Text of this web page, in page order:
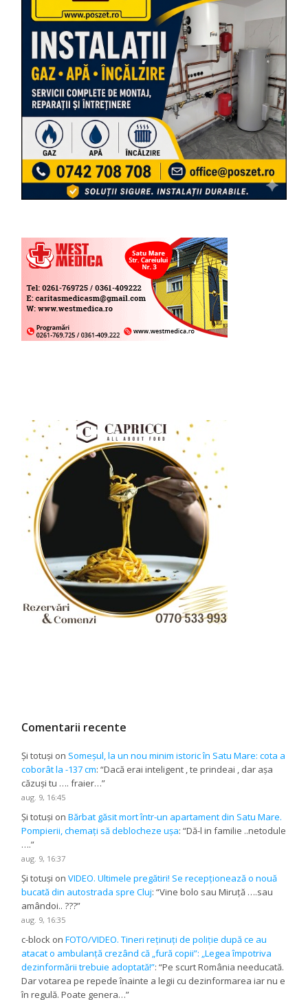
Comentarii recente
Și totuși on Someșul, la un nou minim istoric în Satu Mare: cota a
coborât la -137 cm: “Dacă erai inteligent , te prindeai , dar așa
căzuși tu …. fraier…”
aug. 9, 16:45
Și totuși onBărbat găsit mort într-un apartament din Satu Mare.
Pompierii, chemați să deblocheze ușa: “Dă-l in familie ..netodule
….”
aug. 9, 16:37
Și totuși onVIDEO. Ultimele pregătiri! Se recepționează o nouă
bucată din autostrada spre Cluj: “Vine bolo sau Miruță ….sau
amândoi.. ???”
aug. 9, 16:35
c-block onFOTO/VIDEO. Tineri reținuți de poliție după ce au
atacat o ambulanță crezând că „fură copii”: „Legea împotriva
dezinformării trebuie adoptată!”: “Pe scurt România needucată.
Dar votarea pe repede înainte a legii cu dezinformarea iar nu e
în regulă. Poate genera…”